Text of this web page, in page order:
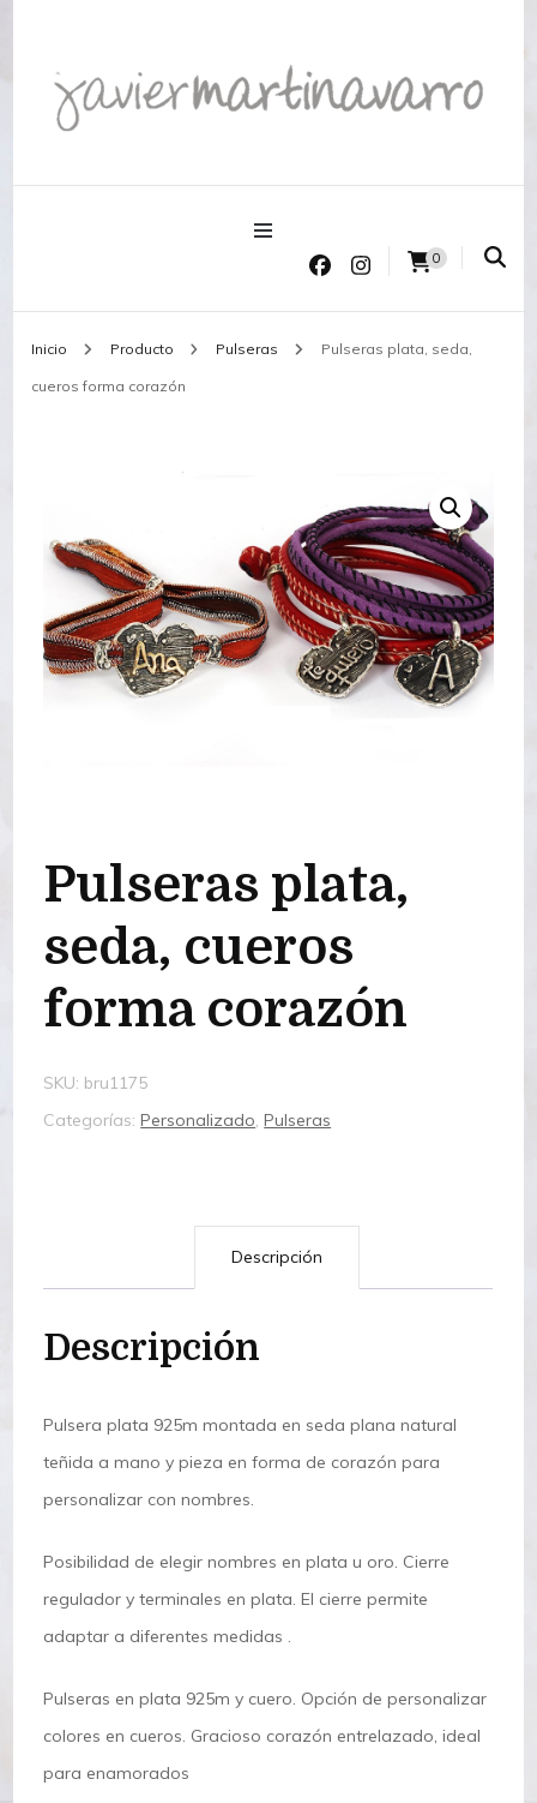
Joyería Javier Martinavarro
0
Inicio Producto Pulseras Pulseras plata, seda,
cueros forma corazón
Pulseras plata,
seda, cueros
forma corazón
SKU: bru1175
Categorías:Personalizado,Pulseras
Descripción
Descripción
Pulsera plata 925m montada en seda plana natural
teñida a mano y pieza en forma de corazón para
personalizar con nombres.
Posibilidad de elegir nombres en plata u oro. Cierre
regulador y terminales en plata. El cierre permite
adaptar a diferentes medidas .
Pulseras en plata 925m y cuero. Opción de personalizar
colores en cueros. Gracioso corazón entrelazado, ideal
para enamorados